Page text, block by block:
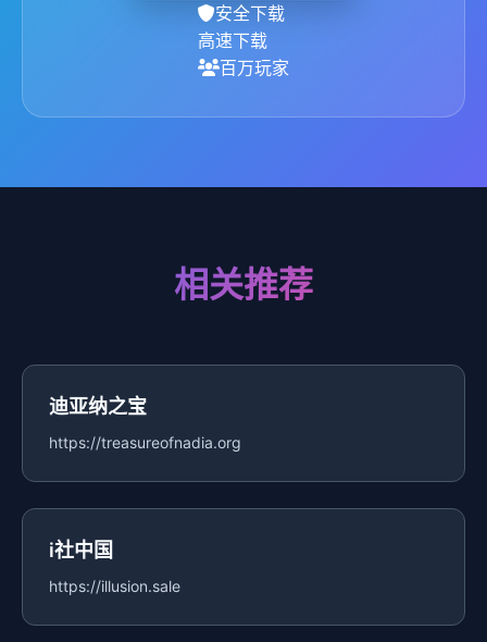
安全下载
高速下载
百万玩家
相关推荐
迪亚纳之宝
https://treasureofnadia.org
i社中国
https://illusion.sale